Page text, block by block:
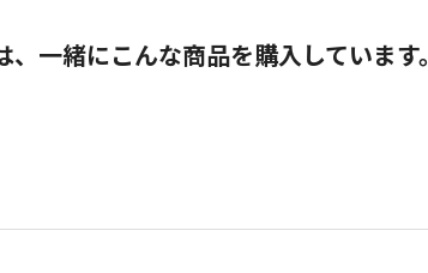
一緒にこんな商品を購入しています。